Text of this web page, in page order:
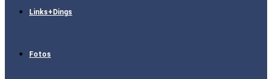
Links+Dings
Fotos